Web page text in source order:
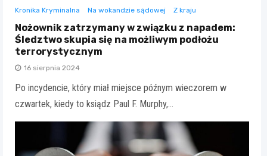
Kronika Kryminalna Na wokandzie sądowej Z kraju
Nożownik zatrzymany w związku z napadem:
Śledztwo skupia się na możliwym podłożu
terrorystycznym
16 sierpnia 2024
Po incydencie, który miał miejsce późnym wieczorem w
czwartek, kiedy to ksiądz Paul F. Murphy,…